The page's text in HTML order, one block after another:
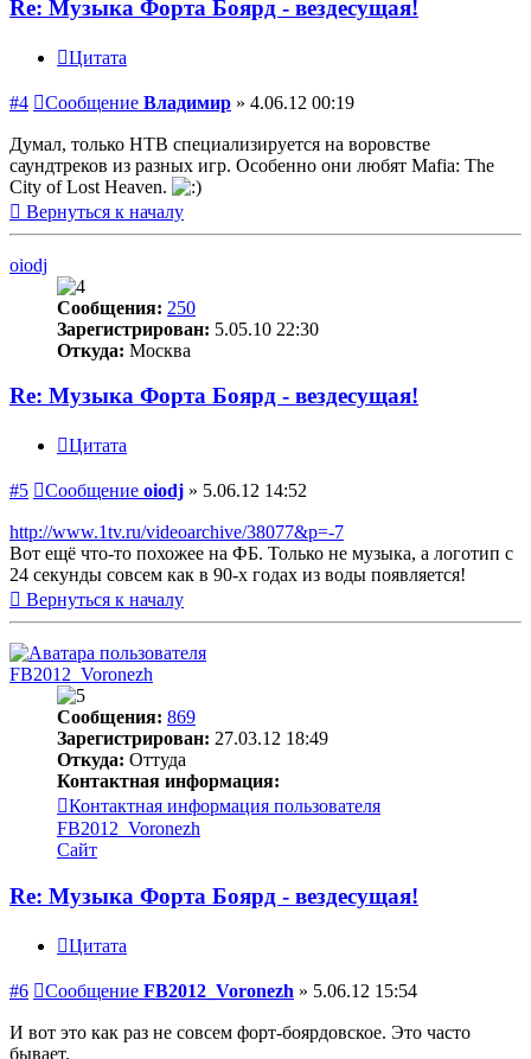
Re: Музыка Форта Боярд - вездесущая!
Цитата
#4 Сообщение Владимир » 4.06.12 00:19
Думал, только НТВ специализируется на воровстве
саундтреков из разных игр. Особенно они любят Mafia: The
City of Lost Heaven.
Вернуться к началу
oiodj
Сообщения: 250
Зарегистрирован: 5.05.10 22:30
Откуда: Москва
Re: Музыка Форта Боярд - вездесущая!
Цитата
#5 Сообщение oiodj » 5.06.12 14:52
http://www.1tv.ru/videoarchive/38077&p=-7
Вот ещё что-то похожее на ФБ. Только не музыка, а логотип с
24 секунды совсем как в 90-х годах из воды появляется!
Вернуться к началу
FB2012_Voronezh
Сообщения: 869
Зарегистрирован: 27.03.12 18:49
Откуда: Оттуда
Контактная информация:
Контактная информация пользователя
FB2012_Voronezh
Сайт
Re: Музыка Форта Боярд - вездесущая!
Цитата
#6 Сообщение FB2012_Voronezh » 5.06.12 15:54
И вот это как раз не совсем форт-боярдовское. Это часто
бывает.